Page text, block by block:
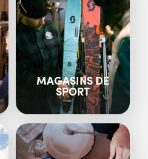
MAGASINS DE
SPORT